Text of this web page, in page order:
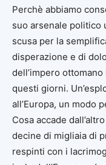
Perchè abbiamo
suo arsenale politico
scusa per la
disperazione e di
dell’impero
questi giorni.
all’Europa, un modo
Cosa accade
decine di migliaia di
respinti con i